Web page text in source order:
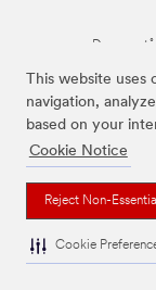
This website
navigation,
based on your
Cookie Notice
Reject Non-
Cookie
De